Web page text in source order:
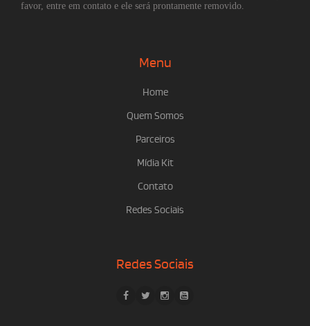
favor, entre em contato e ele será prontamente removido.
Menu
Home
Quem Somos
Parceiros
Mídia Kit
Contato
Redes Sociais
Redes Sociais